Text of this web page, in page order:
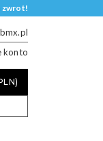
zwrot!
konto